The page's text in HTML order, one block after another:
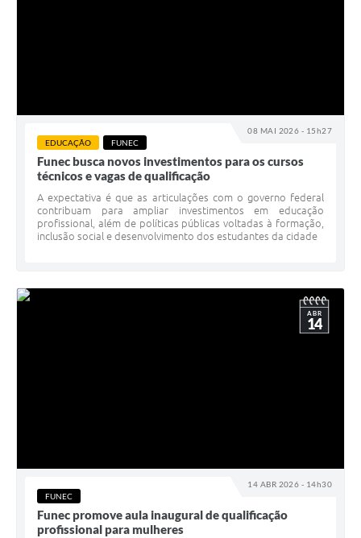
08 MAI 2026 - 15h27
EDUCAÇÃO FUNEC
Funec busca novos investimentos para os cursos
técnicos e vagas de qualificação
A expectativa é que as articulações com o governo federal
contribuam para ampliar investimentos em educação
profissional, além de políticas públicas voltadas à formação,
inclusão social e desenvolvimento dos estudantes da cidade
14 ABR 2026 - 14h30
ABR
14
FUNEC
Funec promove aula inaugural de qualificação
profissional para mulheres